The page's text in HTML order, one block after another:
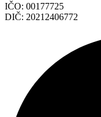
IČO: 00177725
DIČ: 20212406772